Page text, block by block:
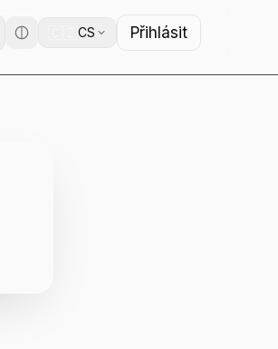
CS Přihlásit